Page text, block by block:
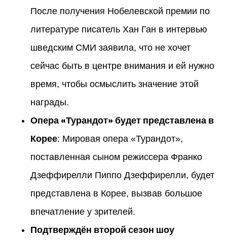
После получения Нобелевской премии по
литературе писатель Хан Ган в интервью
шведским СМИ заявила, что не хочет
сейчас быть в центре внимания и ей нужно
время, чтобы осмыслить значение этой
награды.
Опера «Турандот» будет представлена в
Корее: Мировая опера «Турандот»,
поставленная сыном режиссера Франко
Дзеффирелли Пиппо Дзеффирелли, будет
представлена в Корее, вызвав большое
впечатление у зрителей.
Подтверждён второй сезон шоу